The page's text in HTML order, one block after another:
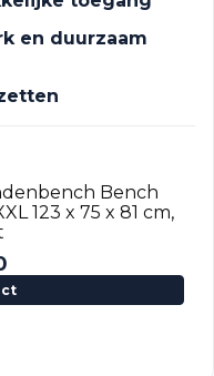
en duurzaam
Bench
123 x 75 x 81 cm,